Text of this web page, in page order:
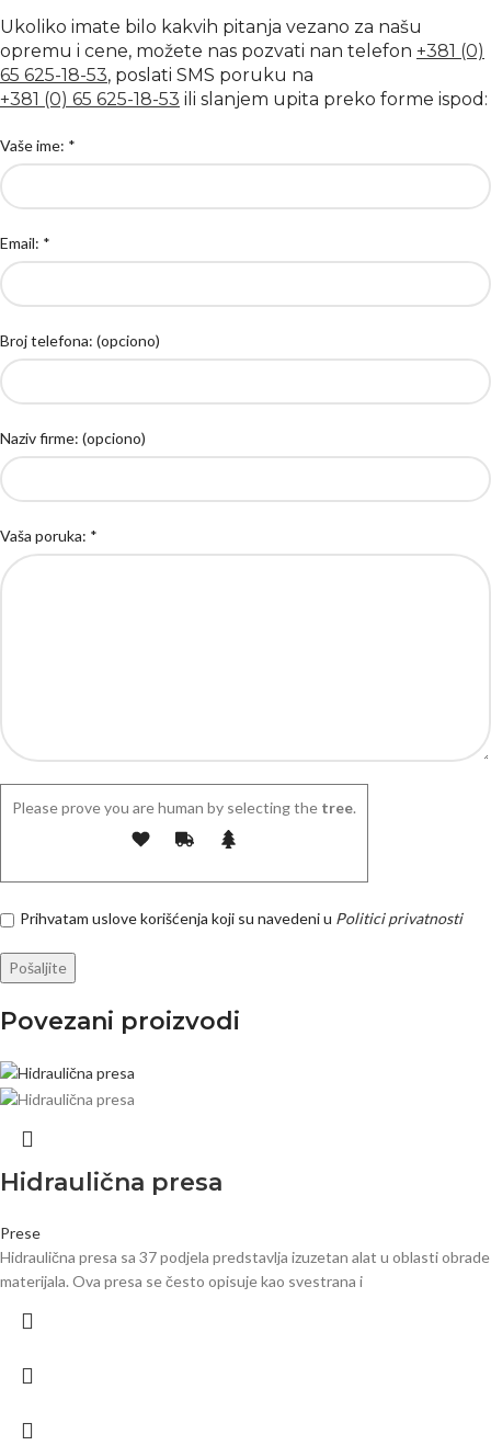
Ukoliko imate bilo kakvih pitanja vezano za našu
opremu i cene, možete nas pozvati nan telefon +381 (0)
65 625-18-53, poslati SMS poruku na
+381 (0) 65 625-18-53 ili slanjem upita preko forme ispod:
Vaše ime: *
Email: *
Broj telefona: (opciono)
Naziv firme: (opciono)
Vaša poruka: *
Please prove you are human by selecting the tree.
Prihvatam uslove korišćenja koji su navedeni u Politici privatnosti
Povezani proizvodi
Hidraulična presa
Prese
Hidraulična presa sa 37 podjela predstavlja izuzetan alat u oblasti obrade
materijala. Ova presa se često opisuje kao svestrana i